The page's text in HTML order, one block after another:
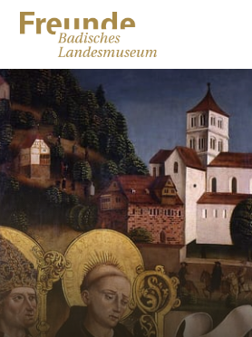
Sammlung
Startseite Förderprojekte
Veranstaltungen Mitglied